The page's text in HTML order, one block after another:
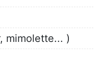
mimolette... )